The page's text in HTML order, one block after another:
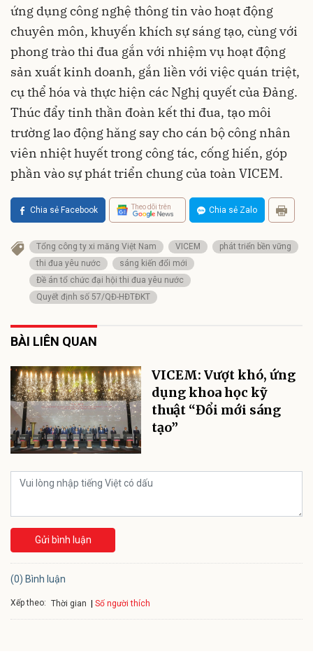
ứng dụng công nghệ thông tin vào hoạt động
chuyên môn, khuyến khích sự sáng tạo, cùng với
phong trào thi đua gắn với nhiệm vụ hoạt động
sản xuất kinh doanh, gắn liền với việc quán triệt,
cụ thể hóa và thực hiện các Nghị quyết của Đảng.
Thúc đẩy tinh thần đoàn kết thi đua, tạo môi
trường lao động hăng say cho cán bộ công nhân
viên nhiệt huyết trong công tác, cống hiến, góp
phần vào sự phát triển chung của toàn VICEM.
Chia sẻ Facebook Theo dõi trên Chia sẻ Zalo
Tổng công ty xi măng Việt Nam VICEM
phát triển bền vững
thi đua yêu nước
sáng kiến đổi mới
Đề án tổ chức đại hội thi đua yêu nước
Quyết định số 57/QĐ-HĐTĐKT
BÀI LIÊN QUAN
VICEM: Vượt khó, ứng
dụng khoa học kỹ
thuật “Đổi mới sáng
tạo”
Gửi bình luận
(0) Bình luận
Xếp theo: Thời gian Số người thích